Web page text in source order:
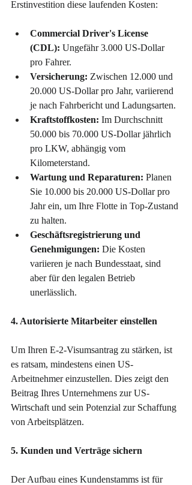
Erstinvestition diese laufenden Kosten:
Commercial Driver's License
(CDL): Ungefähr 3.000 US-Dollar
pro Fahrer.
Versicherung: Zwischen 12.000 und
20.000 US-Dollar pro Jahr, variierend
je nach Fahrbericht und Ladungsarten.
Kraftstoffkosten: Im Durchschnitt
50.000 bis 70.000 US-Dollar jährlich
pro LKW, abhängig vom
Kilometerstand.
Wartung und Reparaturen: Planen
Sie 10.000 bis 20.000 US-Dollar pro
Jahr ein, um Ihre Flotte in Top-Zustand
zu halten.
Geschäftsregistrierung und
Genehmigungen: Die Kosten
variieren je nach Bundesstaat, sind
aber für den legalen Betrieb
unerlässlich.
4. Autorisierte Mitarbeiter einstellen
Um Ihren E-2-Visumsantrag zu stärken, ist
es ratsam, mindestens einen US-
Arbeitnehmer einzustellen. Dies zeigt den
Beitrag Ihres Unternehmens zur US-
Wirtschaft und sein Potenzial zur Schaffung
von Arbeitsplätzen.
5. Kunden und Verträge sichern
Der Aufbau eines Kundenstamms ist für